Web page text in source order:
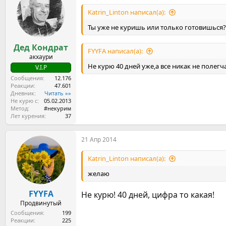
Дед Кондрат
акхаури
V.I.P
Сообщения
12.176
Реакции
47.601
Дневник
Читать »»
Не курю с
05.02.2013
Метод
#некурим
Лет курения
37
Katrin_Linton написал(а):
Ты уже не куришь или только готовишься?
FYYFA написал(а):
Не курю 40 дней уже,а все никак не
FYYFA
Продвинутый
Сообщения
199
Реакции
225
21 Апр 2014
Katrin_Linton написал(а):
желаю
Не курю! 40 дней, цифра то какая!